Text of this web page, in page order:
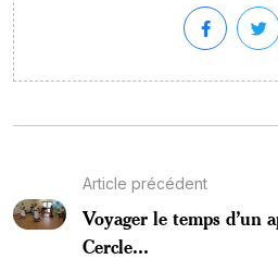
Article précédent
Voyager le temps d’un
Cercle...